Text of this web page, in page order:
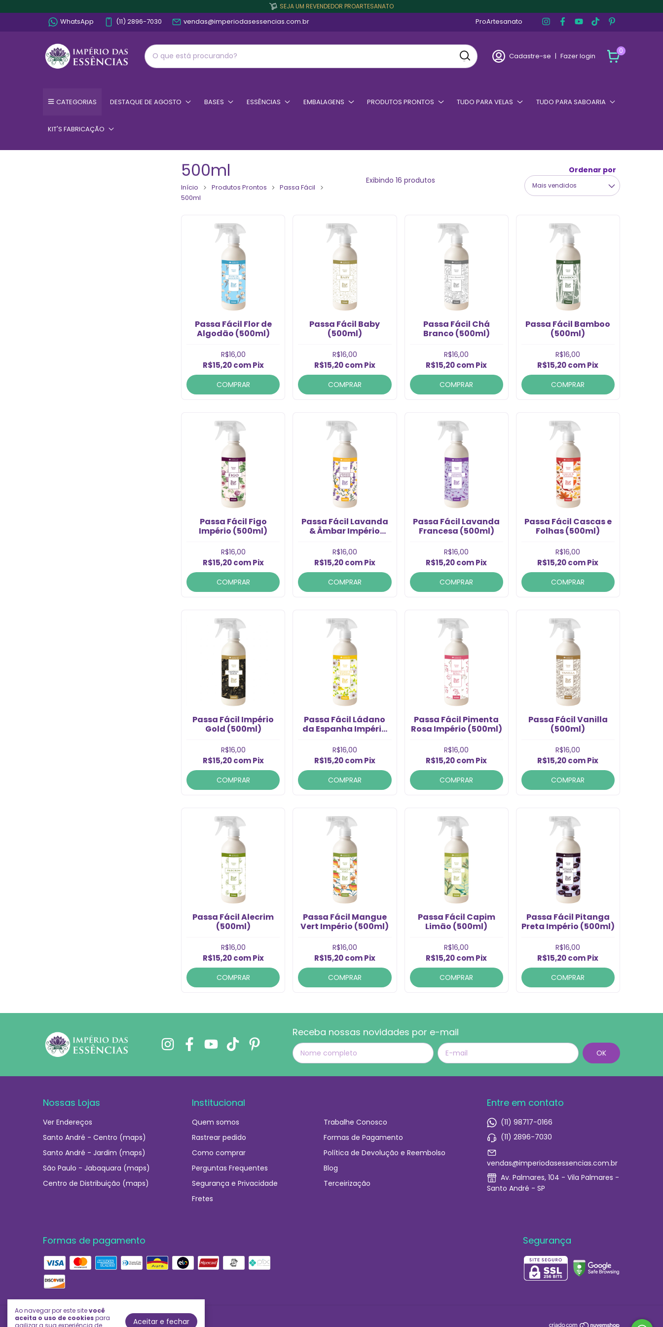
SEJA UM REVENDEDOR PROARTESANATO
WhatsApp (11) 2896-7030 vendas@imperiodasessencias.com.br ProArtesanato
Cadastre-se | Fazer login
0
CATEGORIAS DESTAQUE DE AGOSTO BASES ESSÊNCIAS EMBALAGENS PRODUTOS PRONTOS TUDO PARA VELAS TUDO PARA SABOARIA
KIT'S FABRICAÇÃO
Ao navegar por este sitevocê
aceita o uso de cookiespara
agilizar a sua experiência de
Aceitar e fechar
500ml
Início Produtos Prontos
Passa Fácil
500ml
Exibindo 16 produtos
Ordenar por
Passa Fácil Flor de
Algodão (500ml)
R$16,00
R$15,20com Pix
COMPRAR
Passa Fácil Baby
(500ml)
R$16,00
R$15,20comPix
COMPRAR
Passa Fácil Ch
Branco (500ml)
R$16,00
R$15,20comPix
COMPRAR
Passa Fácil Bamboo
(500ml)
R$16,00
R$15,20comPix
COMPRAR
Passa Fácil Figo
Império (500ml)
R$16,00
R$15,20com Pix
COMPRAR
Passa Fácil Lavanda
& Âmbar Império
R$16,00
R$15,20comPix
COMPRAR
Passa Fácil Lavanda
Francesa (500ml)
R$16,00
R$15,20comPix
COMPRAR
Passa Fácil Cascas e
Folhas (500ml)
R$16,00
R$15,20comPix
COMPRAR
Passa Fácil Império
Gold (500ml)
R$16,00
R$15,20com Pix
COMPRAR
Passa Fácil Ládano
da Espanha Império
R$16,00
R$15,20comPix
COMPRAR
Passa Fácil Pimenta
Rosa Império (500ml)
R$16,00
R$15,20comPix
COMPRAR
Passa Fácil Vanilla
(500ml)
R$16,00
R$15,20comPix
COMPRAR
Passa Fácil Alecrim
(500ml)
R$16,00
R$15,20com Pix
COMPRAR
Passa Fácil Mangue
Vert Império (500ml)
R$16,00
R$15,20comPix
COMPRAR
Passa Fácil Capim
Limão (500ml)
R$16,00
R$15,20comPix
COMPRAR
Passa Fácil Pitanga
Preta Império (500ml)
R$16,00
R$15,20comPix
COMPRAR
Receba nossas novidades por e-mail
Nossas Lojas
Ver Endereços
Santo André - Centro (maps)
Santo André - Jardim (maps)
São Paulo - Jabaquara (maps)
Centro de Distribuição (maps)
Institucional
Quem somos
Rastrear pedido
Como comprar
Perguntas Frequentes
Segurança e Privacidade
Fretes
Trabalhe Conosco
Formas de Pagamento
Política de Devolução e Reembolso
Blog
Terceirização
Entre em contato
(11) 98717-0166
(11) 2896-7030
vendas@imperiodasessencias.com.br
Av. Palmares, 104 - Vila Palmares -
Santo André - SP
Formas de pagamento Segurança
Império das Essências